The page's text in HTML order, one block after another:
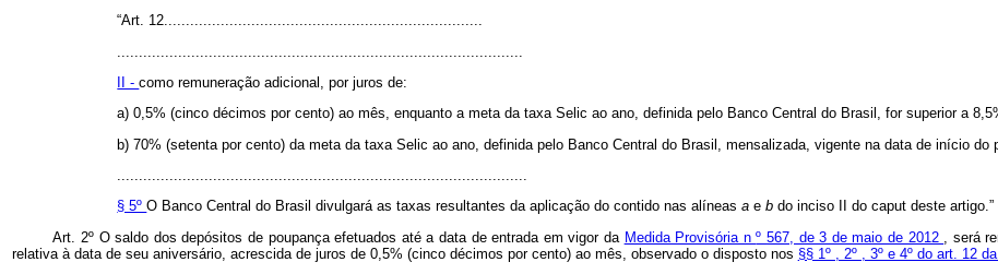
“Art. 12.........................................................................
II -como remuneração adicional, por juros de:
a) 0,5% (cinco décimos por cento) ao mês, enquanto a meta da taxa Selic ao ano, definida pelo Banco Central do Brasil, for superior a
b) 70% (setenta por cento) da meta da taxa Selic ao ano, definida pelo Banco Central do Brasil, mensalizada, vigente na data de início do
§ 5ºO Banco Central do Brasil divulgará as taxas resultantes da aplicação do contido nas alíneasaebdo inciso II docaputdeste artigo.”
Art. 2º O saldo dos depósitos de poupança efetuados até a data de entrada em vigor da Medida Provisória nº567, de 3 de maio de 2012
, será
relativa à data de seu aniversário, acrescida de juros de 0,5% (cinco décimos por cento) ao mês, observado o disposto nos §§ 1º , 2º , 3º e 4º do art. 12